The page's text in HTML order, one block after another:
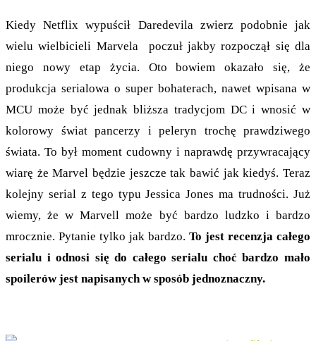
Kiedy Netflix wypuścił Daredevila zwierz podobnie jak
wielu wielbicieli Marvela poczuł jakby rozpoczął się dla
niego nowy etap życia. Oto bowiem okazało się, że
produkcja serialowa o super bohaterach, nawet wpisana w
MCU może być jednak bliższa tradycjom DC i wnosić w
kolorowy świat pancerzy i peleryn trochę prawdziwego
świata. To był moment cudowny i naprawdę przywracający
wiarę że Marvel będzie jeszcze tak bawić jak kiedyś. Teraz
kolejny serial z tego typu Jessica Jones ma trudności. Już
wiemy, że w Marvell może być bardzo ludzko i bardzo
mrocznie. Pytanie tylko jak bardzo. To jest recenzja całego
serialu i odnosi się do całego serialu choć bardzo mało
spoilerów jest napisanych w sposób jednoznaczny.